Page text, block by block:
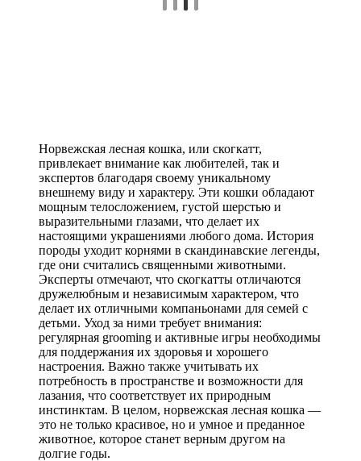
Норвежская лесная кошка, или скогкатт,
привлекает внимание как любителей, так и
экспертов благодаря своему уникальному
внешнему виду и характеру. Эти кошки обладают
мощным телосложением, густой шерстью и
выразительными глазами, что делает их
настоящими украшениями любого дома. История
породы уходит корнями в скандинавские легенды,
где они считались священными животными.
Эксперты отмечают, что скогкатты отличаются
дружелюбным и независимым характером, что
делает их отличными компаньонами для семей с
детьми. Уход за ними требует внимания:
регулярная grooming и активные игры необходимы
для поддержания их здоровья и хорошего
настроения. Важно также учитывать их
потребность в пространстве и возможности для
лазания, что соответствует их природным
инстинктам. В целом, норвежская лесная кошка —
это не только красивое, но и умное и преданное
животное, которое станет верным другом на
долгие годы.